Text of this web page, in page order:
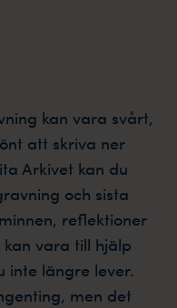
kan vara svårt,
att skriva ner
Arkivet kan du
och sista
reflektioner
vara till hjälp
inte längre lever.
men det